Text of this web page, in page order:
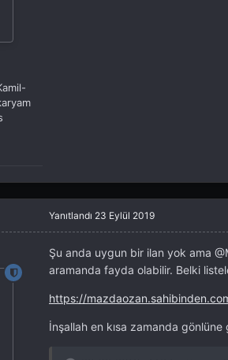
Yanıtlandı 23 Eylül 2019
Şu anda uygun bir ilan yok ama
aramanda fayda olabilir. Belki
https://
İnşallah en kısa zamanda